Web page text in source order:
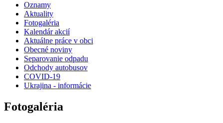
Oznamy
Aktuality
Fotogaléria
Kalendár akcií
Aktuálne práce v obci
Obecné noviny
Separovanie odpadu
Odchody autobusov
COVID-19
Ukrajina - informácie
Fotogaléria